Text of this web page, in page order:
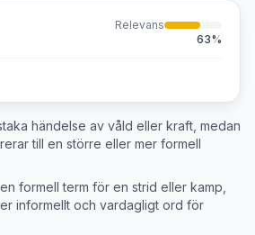
Relevans
63%
händelse av våld eller kraft, medan
till en större eller mer formell
formell term för en strid eller kamp,
informellt och vardagligt ord för